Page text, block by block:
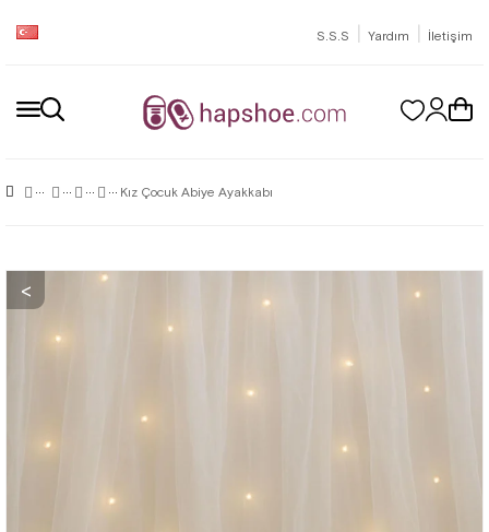
S.S.S | Yardım | İletişim
Kız Çocuk Abiye Ayakkabı